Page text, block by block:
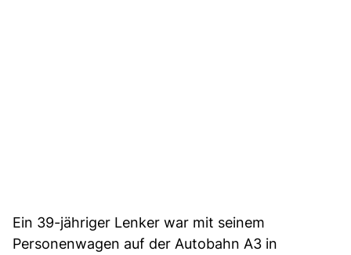
Ein 39-jähriger Lenker war mit seinem
Personenwagen auf der Autobahn A3 in